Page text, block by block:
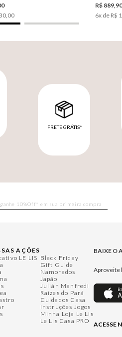
,00
R$ 889,
6x de R$
FRETE GRÁTIS*
AÇÕES
LE LIS Black Friday
Gift Guide
Namorados
Japão
Julián Manfredi
Raízes do Pará
Cuidados Casa
Instruções Jogos
Minha Loja Le Lis
Le Lis Casa PRO
BAIXE O
Aproveite
ACESSE